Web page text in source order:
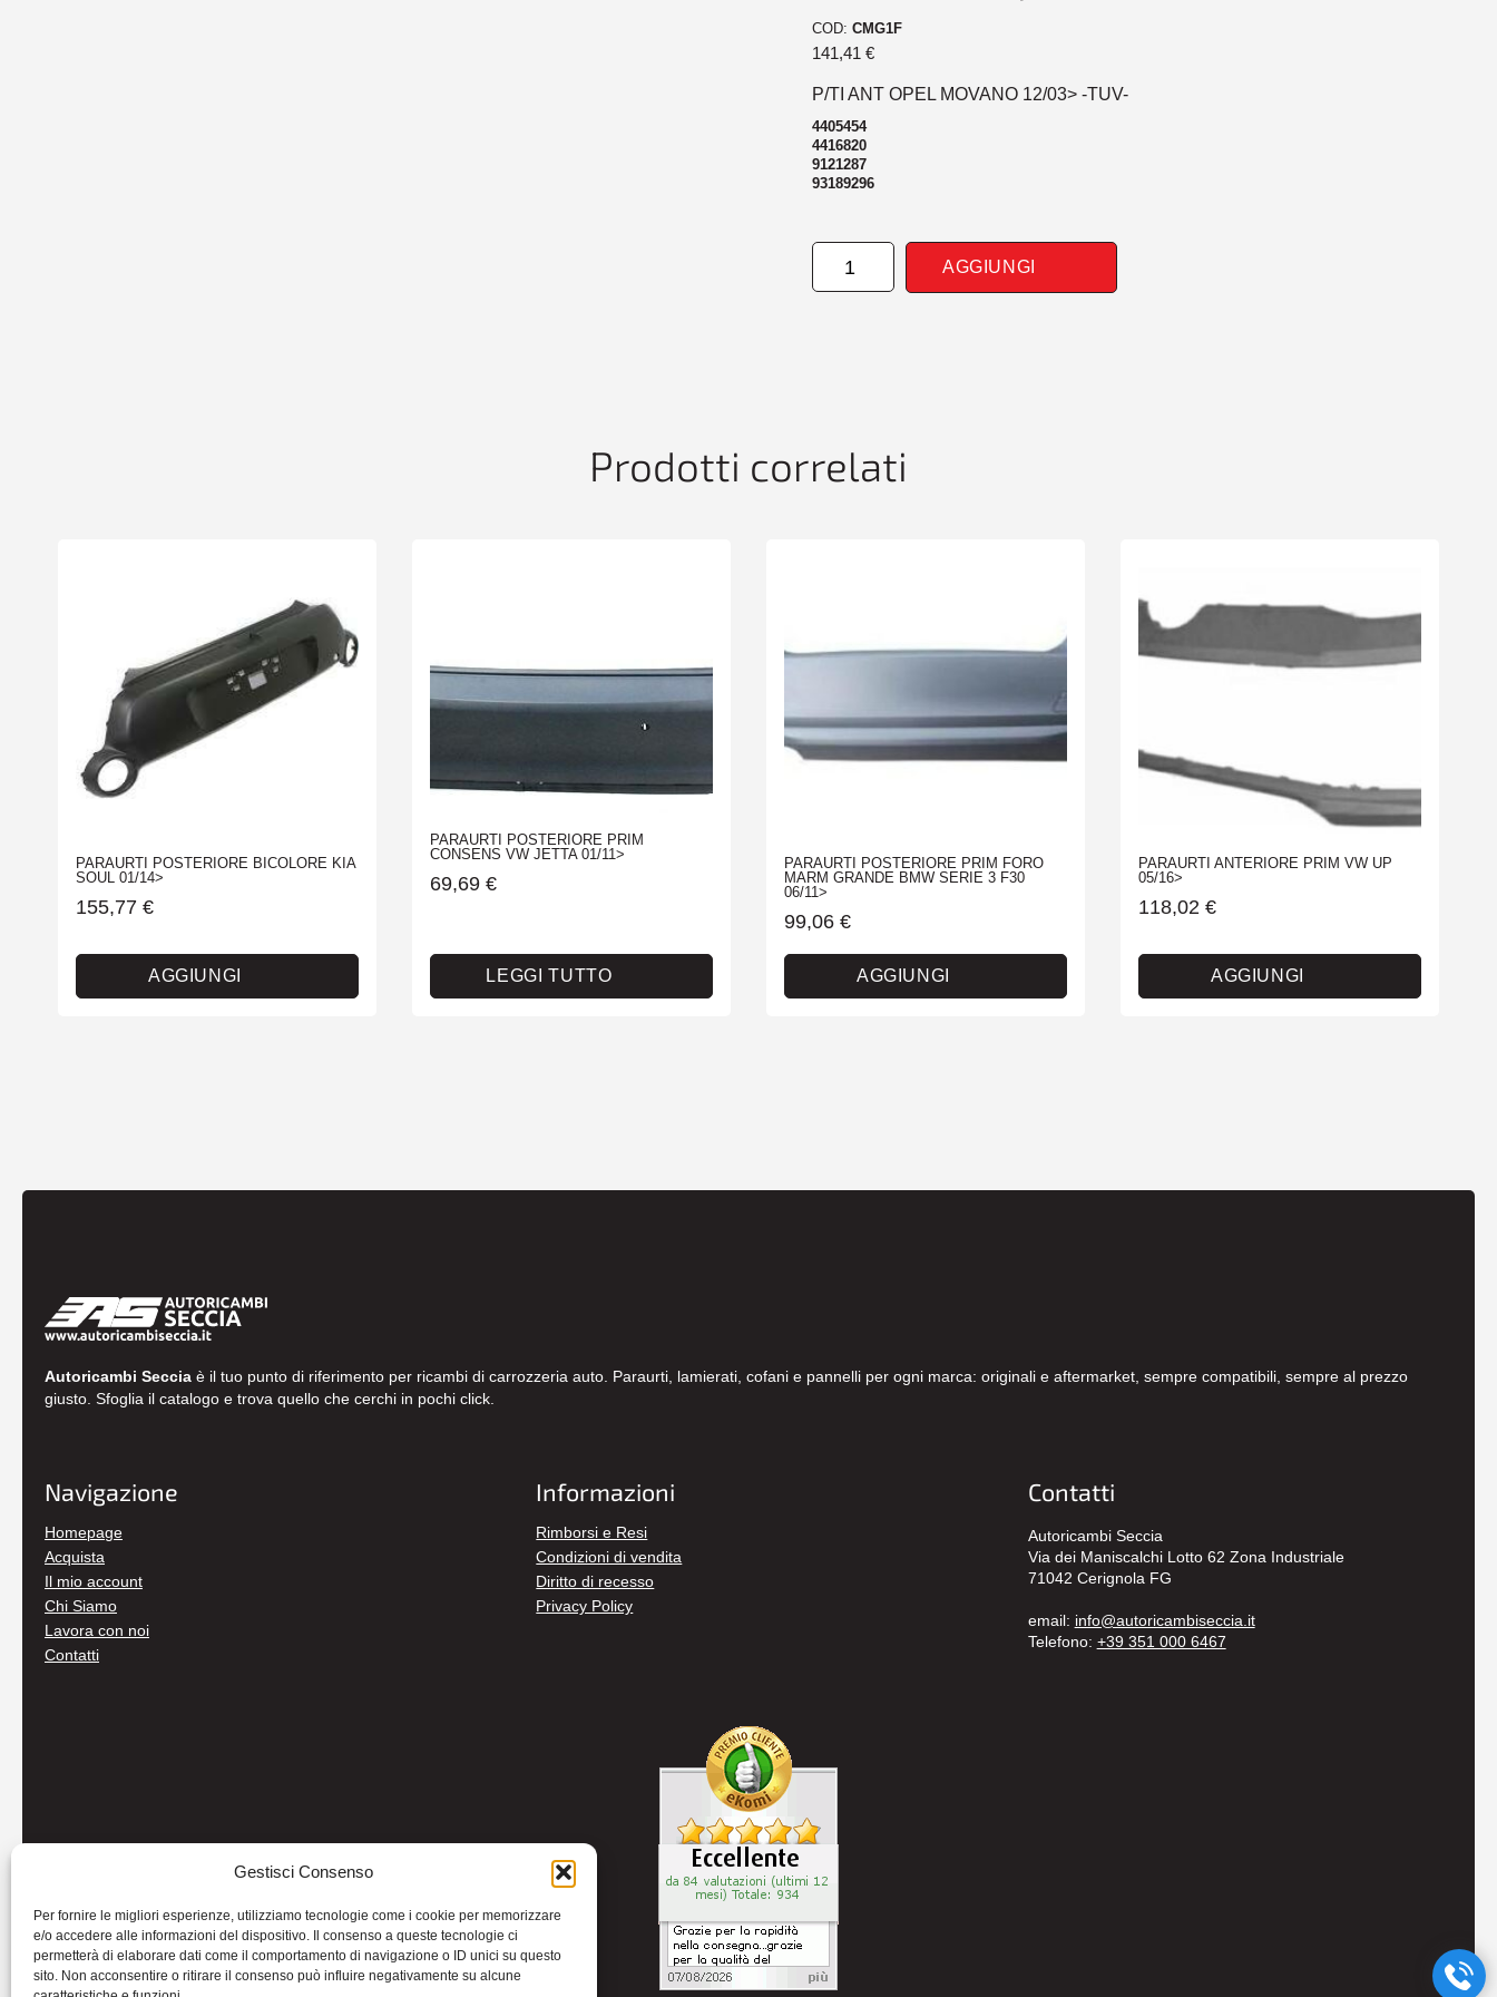
Gestisci Consenso
Per fornire le migliori esperienze, utilizziamo tecnologie come i cookie per memorizzare
e/o accedere alle informazioni del dispositivo. Il consenso a queste tecnologie ci
permetterà di elaborare dati come il comportamento di navigazione o ID unici su questo
sito. Non acconsentire o ritirare il consenso può influire negativamente su alcune
COD: CMG1F
141,41 €
P/TI ANT OPEL MOVANO 12/03> -TUV-
4405454
4416820
9121287
93189296
PARAURTI
ANTERIORE
AGGIUNGI
Prodotti correlati
PARAURTI POSTERIORE BICOLORE KIA
SOUL 01/14>
155,77 €
AGGIUNGI
PARAURTI POSTERIORE PRIM
CONSENS VW JETTA 01/11>
69,69 €
LEGGI TUTTO
PARAURTI POSTERIORE PRIM FORO
MARM GRANDE BMW SERIE 3 F30
06/11>
99,06 €
AGGIUNGI
PARAURTI ANTERIORE PRIM VW UP
05/16>
118,02 €
AGGIUNGI
Autoricambi Seccia è il tuo punto di riferimento per ricambi di carrozzeria auto. Paraurti, lamierati, cofani e pannelli per ogni marca: originali e aftermarket, sempre compatibili, sempre al prezzo
giusto. Sfoglia il catalogo e trova quello che cerchi in pochi click.
Navigazione
Homepage
Acquista
Il mio account
Chi Siamo
Lavora con noi
Contatti
Informazioni
Rimborsi e Resi
Condizioni di vendita
Diritto di recesso
Privacy Policy
Contatti
Autoricambi Seccia
Via dei Maniscalchi Lotto 62 Zona Industriale
71042 Cerignola FG
email: info@autoricambiseccia.it
Telefono: +39 351 000 6467